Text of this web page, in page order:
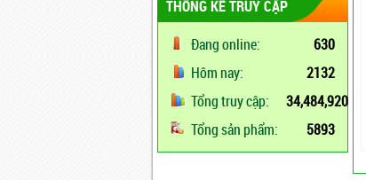
THỐNG KÊ TRUY CẬP
Đang online:
630
Hôm nay:
2132
Tổng truy cập:
34,484,920
Tổng sản phẩm:
5893